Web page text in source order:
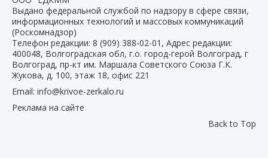
Выдано федеральной службой по надзору в сфере связи,
информационных технологий и массовых коммуникаций
(Роскомнадзор)
Телефон редакции: 8 (909) 388-02-01 , Адрес редакции:
400048, Волгоградская обл, г.о. город-герой Волгоград, г
Волгоград, пр-кт им. Маршала Советского Союза Г.К.
Жукова, д. 100, этаж 18, офис 221
Email: info@krivoe-zerkalo.ru
Реклама на сайте
Back to Top